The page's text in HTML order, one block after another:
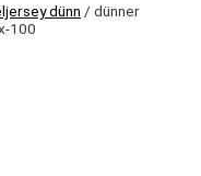
dünn / dünner
100